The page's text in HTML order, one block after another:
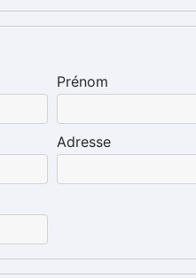
Prénom
Adresse